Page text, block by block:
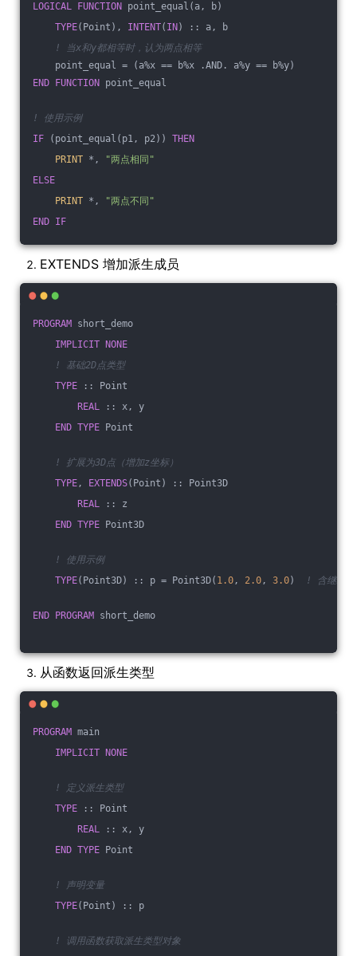
LOGICAL
FUNCTION point_equal(a, b)
TYPE(Point), INTENT( IN ) :: a, b
! 当x和y都相等时，认为两点相等
point_equal = (a%x == b%x .AND. a%y == b%y)
END
FUNCTION point_equal
! 使用示例
IF (point_equal(p1, p2)) THEN
PRINT *,
"两点相同"
ELSE
PRINT *,
"两点不同"
END IF
EXTENDS 增加派生成员
PROGRAM short_demo
IMPLICIT
NONE
! 基础2D点类型
TYPE :: Point
REAL :: x, y
END TYPE Point
! 扩展为3D点（增加z坐标）
TYPE, EXTENDS(Point) :: Point3D
REAL :: z
END TYPE Point3D
! 使用示例
TYPE(Point3D) :: p = Point3D( 1.0, 2.0, 3.0) ! 含继承
END PROGRAM short_demo
从函数返回派生类型
PROGRAM main
IMPLICIT
NONE
! 定义派生类型
TYPE :: Point
REAL :: x, y
END TYPE Point
! 声明变量
TYPE(Point) :: p
! 调用函数获取派生类型对象